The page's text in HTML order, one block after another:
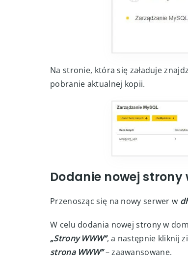
Na stronie, która się załaduje
pobranie aktualnej kopii.
Dodanie nowej strony
Przenosząc się na nowy serwer w